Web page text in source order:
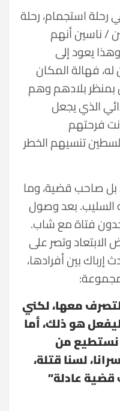
رحلة استجمام، رحلة
/ ناسين أنهم
يعود إلى
فهالة المكان
بلادهم وهم
الذي يجعل
فرحتهم
تنسيهم الخطر
بل صاحب قضية، وما
السليب. بعد وصول
فتاة مع شاب.
الابتعاد وتصر على
بين أفرادها،
معها، لكني
هو ذلك، أما
نستطيع من
لسنا قتلة،
عادلة”